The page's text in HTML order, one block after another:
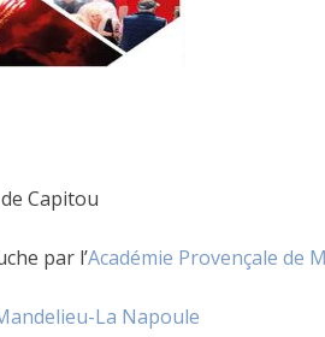
Capitou
par l’Académie Provençale de
La Napoule